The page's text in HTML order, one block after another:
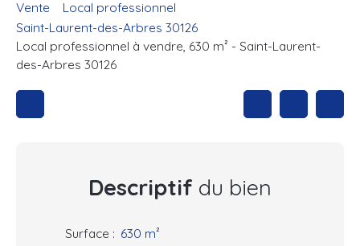
Vente
Local professionnel
Saint-Laurent-des-Arbres 30126
Local professionnel à vendre, 630 m² - Saint-Laurent-
des-Arbres 30126
Descriptif du bien
Surface : 630 m²